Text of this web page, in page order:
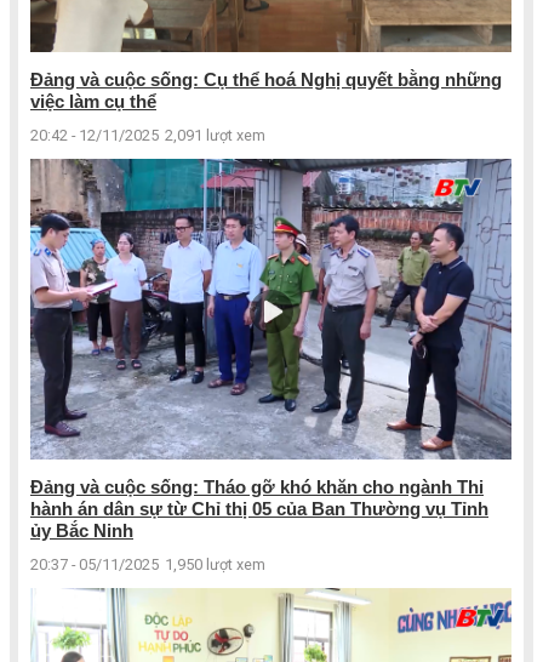
Đảng và cuộc sống: Cụ thể hoá Nghị quyết bằng những
việc làm cụ thể
20:42 - 12/11/2025 2,091 lượt xem
Đảng và cuộc sống: Tháo gỡ khó khăn cho ngành Thi
hành án dân sự từ Chỉ thị 05 của Ban Thường vụ Tỉnh
ủy Bắc Ninh
20:37 - 05/11/2025 1,950 lượt xem